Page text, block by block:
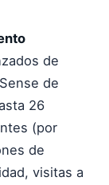
de
de
26
(por
de
visitas a